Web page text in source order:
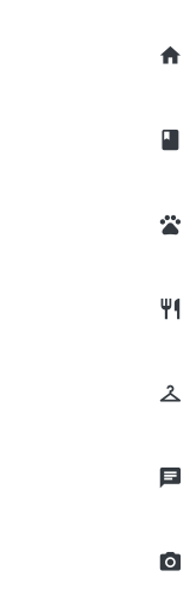
home
class
pets
restaurant
checkroom
chat
camera_alt